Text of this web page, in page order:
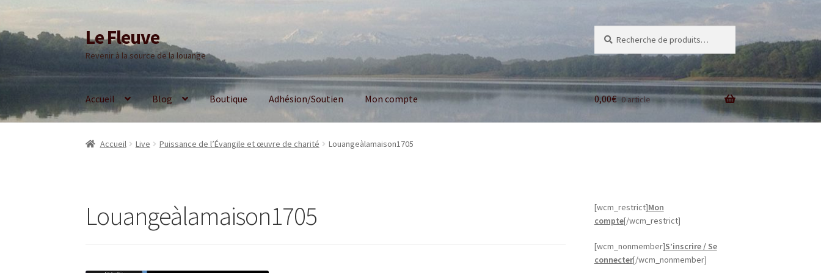
Aller
à
la
navigation
Aller
au
contenu
Le Fleuve
Revenir à la source de la louange
pour :
Accueil Blog Boutique Adhésion/Soutien Mon compte 0,00€ 0 article
Accueil Live Puissance de l’Évangile et œuvre de charité Louangeàlamaison1705
Louangeàlamaison1705 [wcm_restrict]Mon
compte[/wcm_restrict]
[wcm_nonmember]S’inscrire / Se
connecter[/wcm_nonmember]